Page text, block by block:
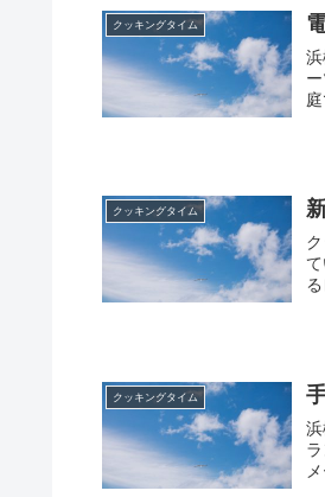
クッキングタイム
クッキングタイム
クッキングタイム